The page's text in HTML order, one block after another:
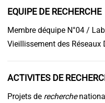
EQUIPE DE RECHERCHE
Membre déquipe N°04 /
Vieillissement des Réseaux
ACTIVITES DE
Projets de recherche